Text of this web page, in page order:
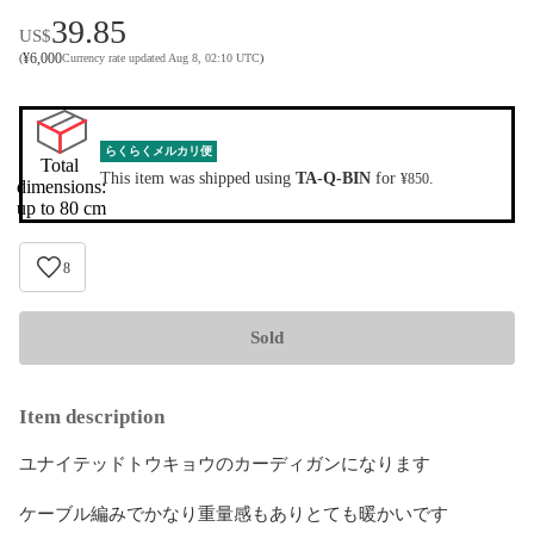
US$39.85
(¥6,000Currency rate updated Aug 8, 02:10 UTC)
Total
dimensions:
up to 80 cm
らくらくメルカリ便
This item was shipped using TA-Q-BIN for ¥850.
8
Sold
Item description
ユナイテッドトウキョウのカーディガンになります
ケーブル編みでかなり重量感もありとても暖かいです